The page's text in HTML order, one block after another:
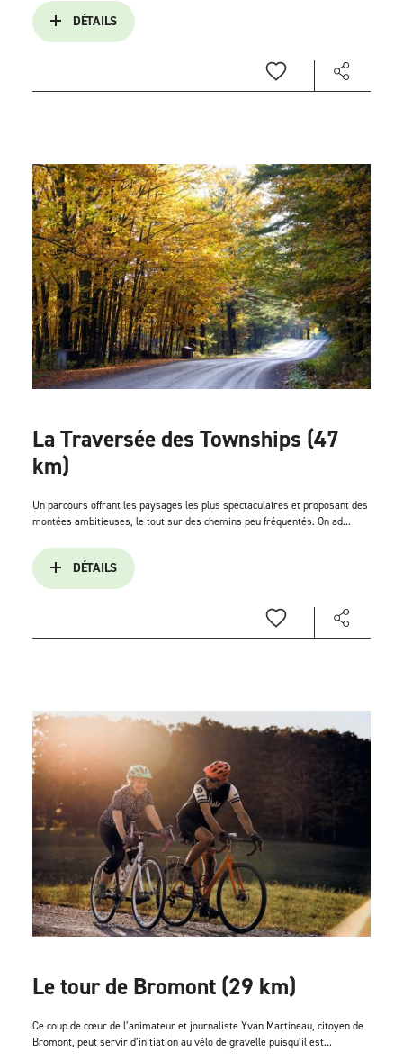
DÉTAILS
La Traversée des Townships (47
km)
Un parcours offrant les paysages les plus spectaculaires et proposant des
montées ambitieuses, le tout sur des chemins peu fréquentés. On ad...
DÉTAILS
Le tour de Bromont (29 km)
Ce coup de cœur de l’animateur et journaliste Yvan Martineau, citoyen de
Bromont, peut servir d’initiation au vélo de gravelle puisqu’il est...